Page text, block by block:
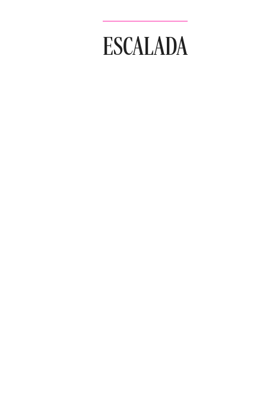
ESCALADA